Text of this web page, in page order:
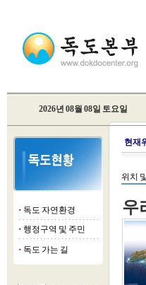
2026년 08월 08일 토요일
■ 독도 자연환경
■ 행정구역 및 주민
■ 독도 가는 길
현재
위치
우